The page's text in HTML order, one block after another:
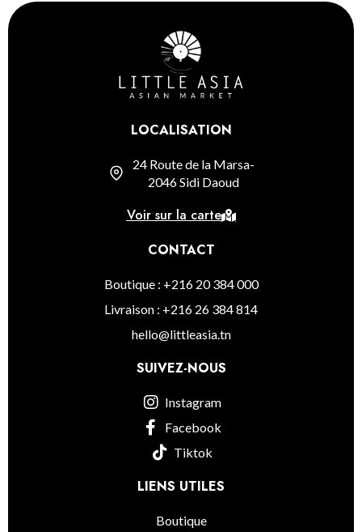
LOCALISATION
24 Route de la Marsa-
2046 Sidi Daoud
Voir sur la carte
CONTACT
Boutique : +216 20 384 000
Livraison : +216 26 384 814
hello@littleasia.tn
SUIVEZ-NOUS
Instagram
Facebook
Tiktok
LIENS UTILES
Boutique